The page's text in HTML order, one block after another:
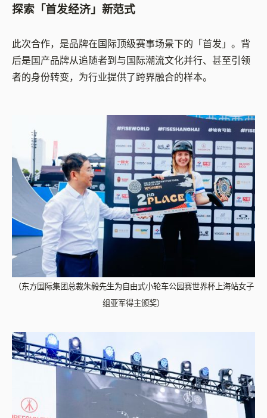
探索「首发经济」新范式
此次合作，是品牌在国际顶级赛事场景下的「首发」。背
后是国产品牌从追随者到与国际潮流文化并行、甚至引领
者的身份转变，为行业提供了跨界融合的样本。
（东方国际集团总裁朱毅先生为自由式小轮车公园赛世界杯上海站女子
组亚军得主颁奖）